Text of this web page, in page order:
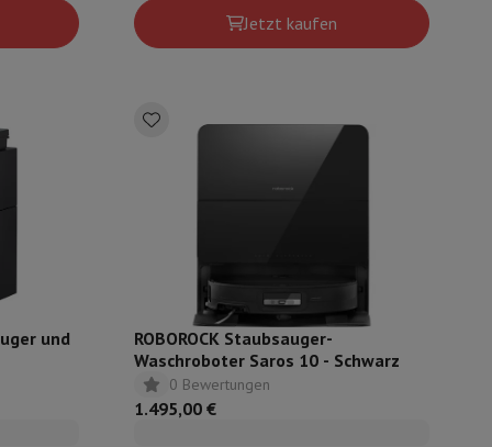
Typ automatische Entleerungsstation: Staub ,
Sauberes Wasser , Schmutziges Wasser
Jetzt kaufen
und
ROBOROCK Staubsauger-
Waschroboter Saros 10 - Schwarz
0 Bewertungen
1.495,00 €